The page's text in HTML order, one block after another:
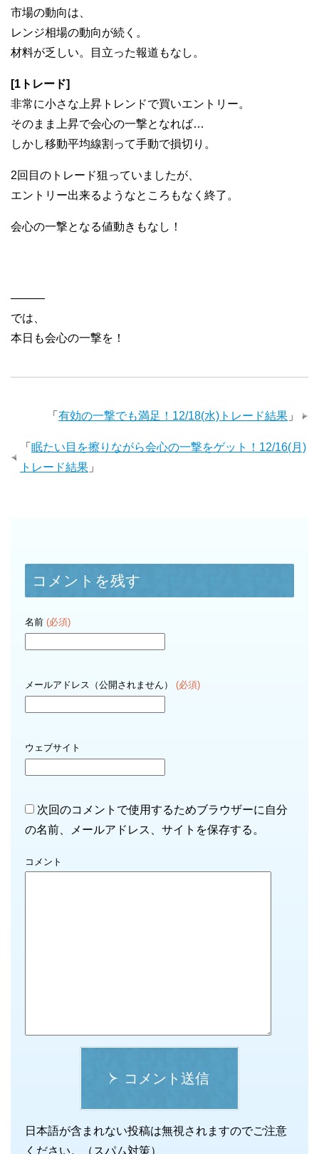
市場の動向は、
レンジ相場の動向が続く。
材料が乏しい。目立った報道もなし。
[1トレード]
非常に小さな上昇トレンドで買いエントリー。
そのまま上昇で会心の一撃となれば…
しかし移動平均線割って手動で損切り。
2回目のトレード狙っていましたが、
エントリー出来るようなところもなく終了。
会心の一撃となる値動きもなし！
———
では、
本日も会心の一撃を！
「 有効の一撃でも満足！12/18(水)トレード結果 」
「 眠たい目を擦りながら会心の一撃をゲット！12/16(月)
トレード結果 」
コメントを残す
名前 (必須)
メールアドレス（公開されません） (必須)
ウェブサイト
次回のコメントで使用するためブラウザーに自分
の名前、メールアドレス、サイトを保存する。
コメント
コメント送信
日本語が含まれない投稿は無視されますのでご注意
ください。（スパム対策）